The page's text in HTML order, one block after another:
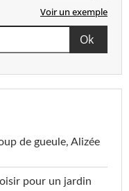
Voir un exemple
de gueule, Alizée
pour un jardin